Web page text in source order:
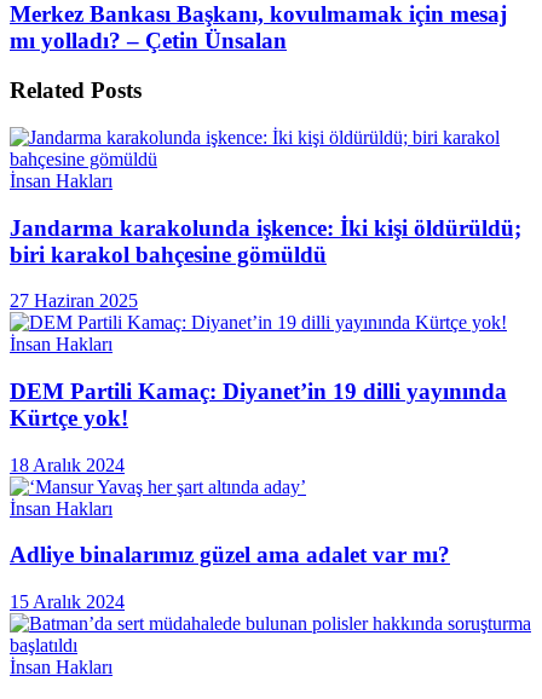
Merkez Bankası Başkanı, kovulmamak için mesaj
mı yolladı? – Çetin Ünsalan
Related Posts
İnsan Hakları
Jandarma karakolunda işkence: İki kişi öldürüldü;
biri karakol bahçesine gömüldü
27 Haziran 2025
İnsan Hakları
DEM Partili Kamaç: Diyanet’in 19 dilli yayınında
Kürtçe yok!
18 Aralık 2024
İnsan Hakları
Adliye binalarımız güzel ama adalet var mı?
15 Aralık 2024
İnsan Hakları